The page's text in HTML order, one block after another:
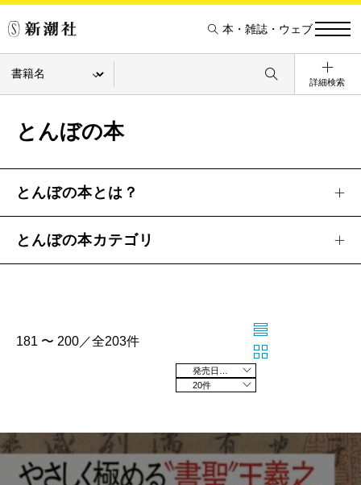
本・雑誌・ウェブ
詳細検索
とんぼの本
とんぼの本とは？
とんぼの本カテゴリ
181 〜 200／全203件
20件